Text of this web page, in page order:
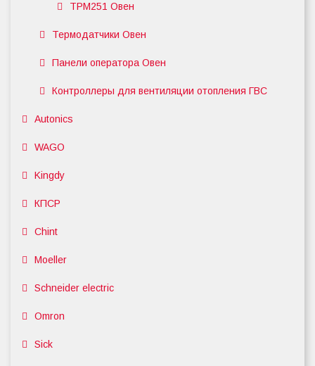
ТРМ251 Овен
Термодатчики Овен
Панели оператора Овен
Контроллеры для вентиляции отопления ГВС
Autonics
WAGO
Kingdy
КПСР
Chint
Moeller
Schneider electric
Omron
Sick